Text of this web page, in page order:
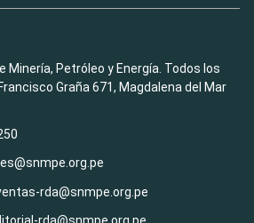
Minería, Petróleo y Energía. Todos los
Graña 671, Magdalena del Mar
rda@snmpe.org.pe
rda@snmpe.org.pe